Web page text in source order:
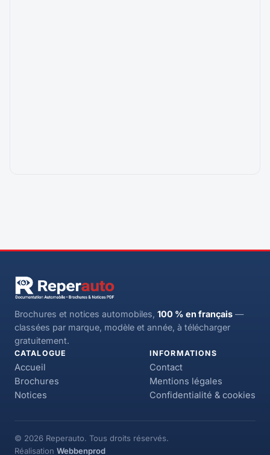
Brochures et notices automobiles, 100 % en français —
classées par marque, modèle et année, à télécharger
gratuitement.
CATALOGUE
Accueil
Brochures
Notices
INFORMATIONS
Contact
Mentions légales
Confidentialité & cookies
© 2026 Reperauto. Tous droits réservés.
Réalisation Webbenprod